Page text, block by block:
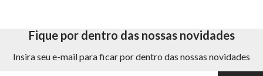
Fique por dentro das nossas novidades
Insira seu e-mail para ficar por dentro das nossas novidades